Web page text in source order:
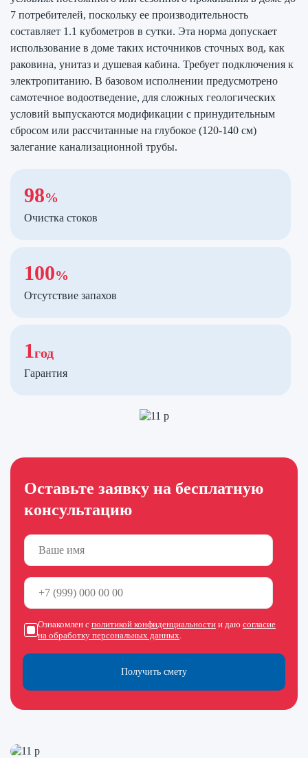
7 потребителей, поскольку ее производительность
составляет 1.1 кубометров в сутки. Эта норма допускает
использование в доме таких источников сточных вод, как
раковина, унитаз и душевая кабина. Требует подключения к
электропитанию. В базовом исполнении предусмотрено
самотечное водоотведение, для сложных геологических
условий выпускаются модификации с принудительным
сбросом или рассчитанные на глубокое (120-140 см)
залегание канализационной трубы.
98%
Очистка стоков
100%
Отсутствие запахов
1год
Гарантия
Оставьте заявку на бесплатную
консультацию
Получить смету
Ознакомлен с политикой конфиденциальности и даю согласие
на обработку персональных данных